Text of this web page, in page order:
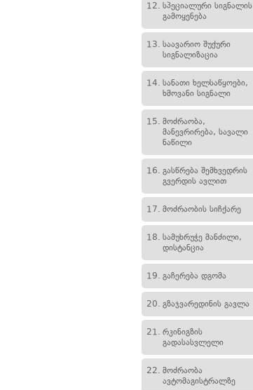
12. სპეციალური სიგნალის
გამოყენება
13. საავარიო შუქური
სიგნალიზაცია
14. სანათი ხელსაწყოები,
ხმოვანი სიგნალი
15. მოძრაობა,
მანევრირება, სავალი
ნაწილი
16. გასწრება შემხვედრის
გვერდის ავლით
17. მოძრაობის სიჩქარე
18. სამუხრუჭე მანძილი,
დისტანცია
19. გაჩერება დგომა
20. გზაჯვარედინის გავლა
21. რკინიგზის
გადასასვლელი
22. მოძრაობა
ავტომაგისტრალზე